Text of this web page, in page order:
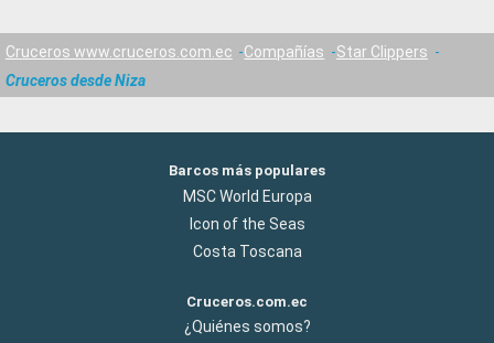
Cruceros www.cruceros.com.ec Compañías
Star Clippers
Cruceros desde Niza
Barcos más populares
MSC World Europa
Icon of the Seas
Costa Toscana
Cruceros.com.ec
¿Quiénes somos?